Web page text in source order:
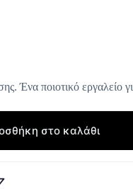
Ένα ποιοτικό
στο καλάθι